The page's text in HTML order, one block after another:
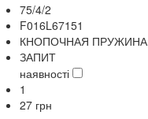
75/4/2
F016L67151
КНОПОЧНАЯ ПРУЖИНА
ЗАПИТ
наявності
1
27 грн